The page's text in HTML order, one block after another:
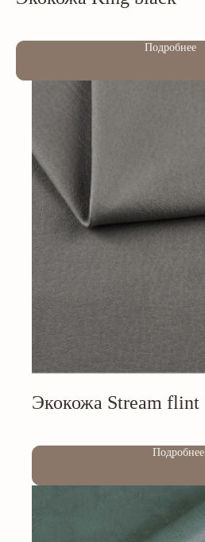
Подробнее
Экокожа Stream flint
Подробнее